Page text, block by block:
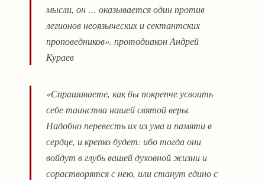
мысли, он … оказывается один против
легионов неоязыческих и сектантских
проповедников». протодиакон Андрей
Кураев
«Спрашиваете, как бы покрепче усвоить
себе таинства нашей святой веры.
Надобно перевесть их из ума и памяти в
сердце, и крепко будет: ибо тогда они
войдут в глубь вашей духовной жизни и
сорастворятся с нею, или станут едино с